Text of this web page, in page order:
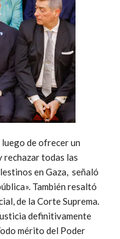
de ofrecer un
rechazar todas las
en Gaza, señaló
También resaltó
de la Corte Suprema.
definitivamente
mérito del Poder